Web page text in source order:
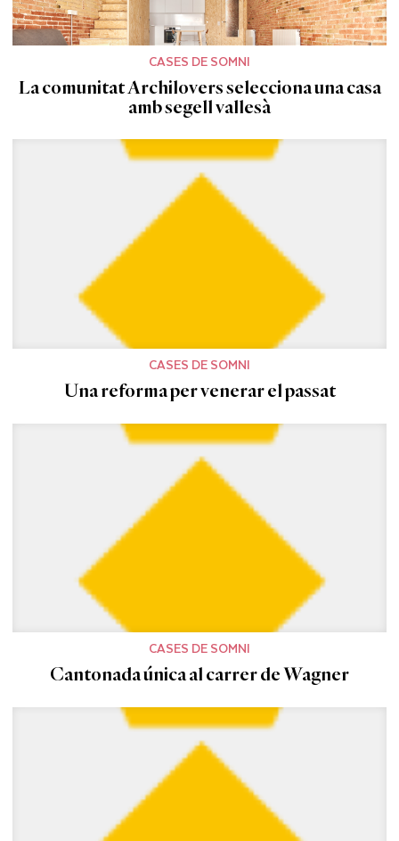
CASES DE SOMNI
La comunitat Archilovers selecciona una casa
amb segell vallesà
CASES DE SOMNI
Una reforma per venerar el passat
CASES DE SOMNI
Cantonada única al carrer de Wagner